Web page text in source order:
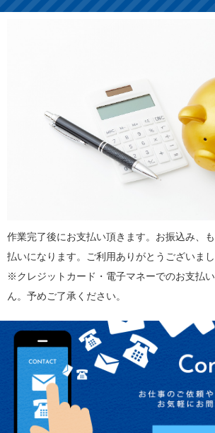
作業完了後にお支払い頂きます。お振込み、
払いになります。ご利用ありがとうございまし
※クレジットカード・電子マネーでのお支払
ん。予めご了承ください。